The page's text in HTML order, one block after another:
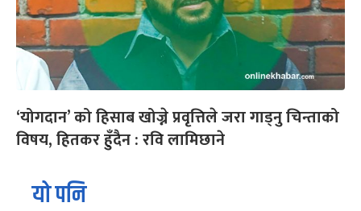
‘योगदान’ को हिसाब खोज्ने प्रवृत्तिले जरा गाड्नु चिन्ताको
विषय, हितकर हुँदैन : रवि लामिछाने
यो पनि